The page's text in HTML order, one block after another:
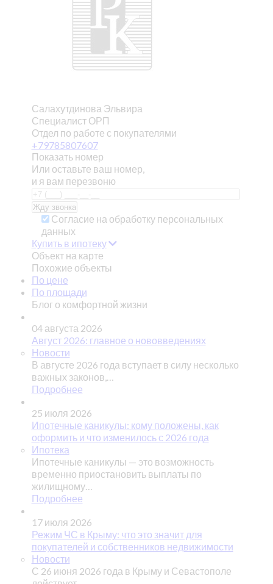
Салахутдинова Эльвира
Специалист ОРП
Отдел по работе с покупателями
+79785807607
Показать номер
Или оставьте ваш номер,
и я вам перезвоню
Согласие на обработку персональных
данных
Купить в ипотеку
Объект на карте
Похожие объекты
По цене
По площади
Блог о комфортной жизни
04 августа 2026
Август 2026: главное о нововведениях
Новости
В августе 2026 года вступает в силу несколько
важных законов,…
Подробнее
25 июля 2026
Ипотечные каникулы: кому положены, как
оформить и что изменилось с 2026 года
Ипотека
Ипотечные каникулы — это возможность
временно приостановить выплаты по
жилищному…
Подробнее
17 июля 2026
Режим ЧС в Крыму: что это значит для
покупателей и собственников недвижимости
Новости
С 26 июня 2026 года в Крыму и Севастополе